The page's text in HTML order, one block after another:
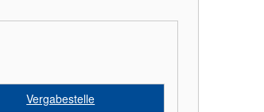
Vergabestelle